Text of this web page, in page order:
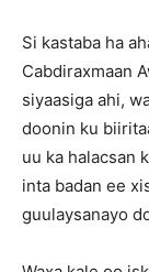
Si kastaba ha
Cabdiraxmaan
siyaasiga ahi,
doonin ku
uu ka halacsan
inta badan ee
guulaysanayo